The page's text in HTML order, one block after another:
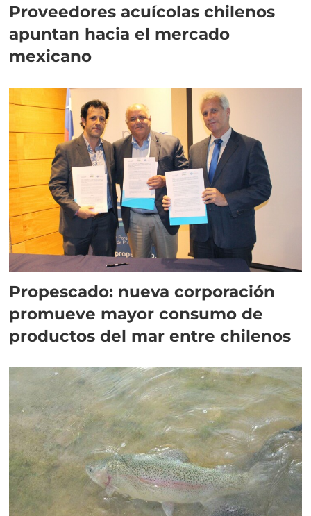
Proveedores acuícolas chilenos
apuntan hacia el mercado
mexicano
Propescado: nueva corporación
promueve mayor consumo de
productos del mar entre chilenos